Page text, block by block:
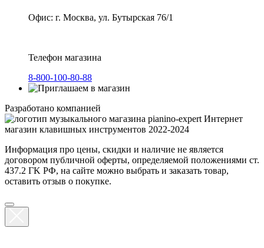
Офис: г. Москва, ул. Бутырская 76/1
Телефон магазина
8-800-100-80-88
Разработано компанией
Интернет
магазин клавишных инструментов 2022-2024
Информация про цены, скидки и наличие не является
договором публичной оферты, определяемой положениями ст.
437.2 ГK РФ, на сайте можно выбрать и заказать товар,
оставить отзыв о покупке.